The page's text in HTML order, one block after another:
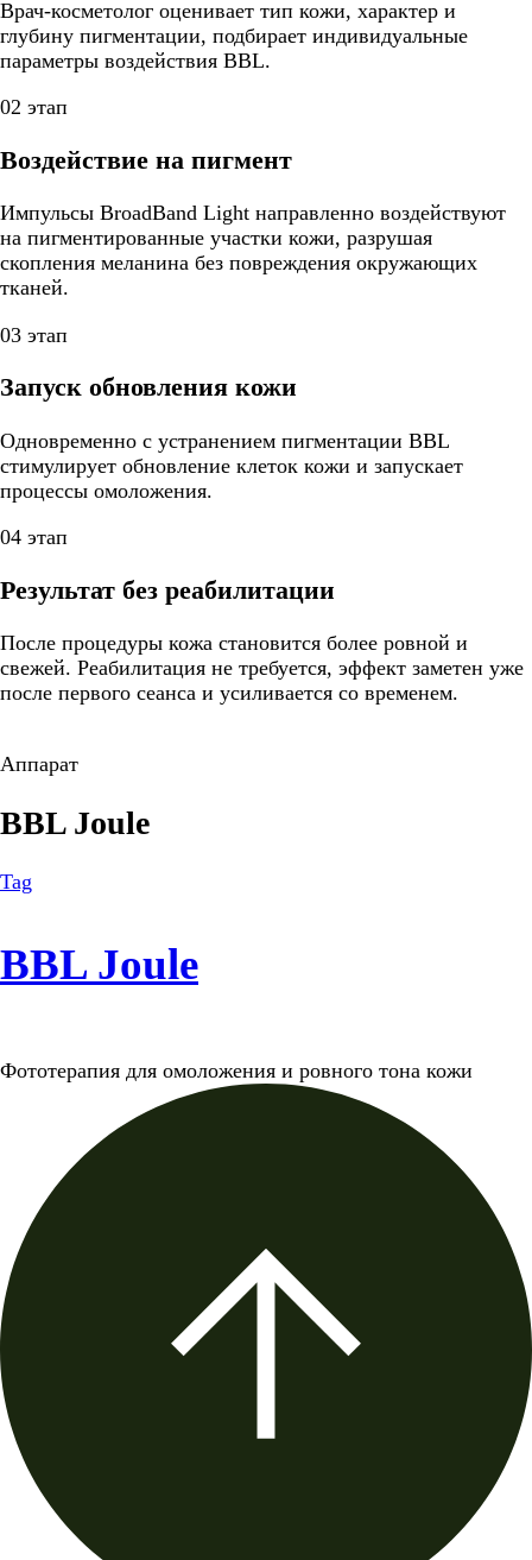
Врач-косметолог оценивает тип кожи, характер и
глубину пигментации, подбирает индивидуальные
параметры воздействия BBL.
02 этап
Воздействие на пигмент
Импульсы BroadBand Light направленно воздействуют
на пигментированные участки кожи, разрушая
скопления меланина без повреждения окружающих
тканей.
03 этап
Запуск обновления кожи
Одновременно с устранением пигментации BBL
стимулирует обновление клеток кожи и запускает
процессы омоложения.
04 этап
Результат без реабилитации
После процедуры кожа становится более ровной и
свежей. Реабилитация не требуется, эффект заметен уже
после первого сеанса и усиливается со временем.
Аппарат
BBL Joule
Tag
BBL Joule
Фототерапия для омоложения и ровного тона кожи